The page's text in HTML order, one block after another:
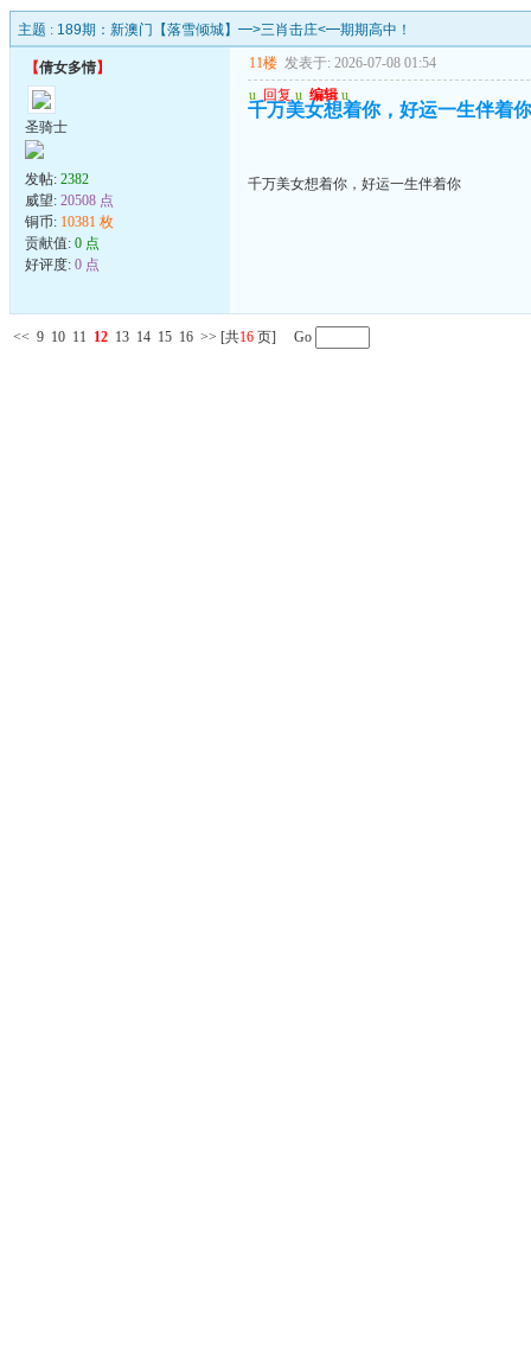
主题 : 189期：新澳门【落雪倾城】━>三肖击庄<━期期高中！
【倩女多情】
圣骑士
发帖: 2382
威望: 20508 点
铜币: 10381 枚
贡献值: 0 点
好评度: 0 点
11楼 发表于: 2026-07-08 01:54
u 回复 u 编辑 u
千万美女想着你，好运一生伴着你
千万美女想着你，好运一生伴着你
<< 9 10 11 12 13 14 15 16 >> [共16 页] Go